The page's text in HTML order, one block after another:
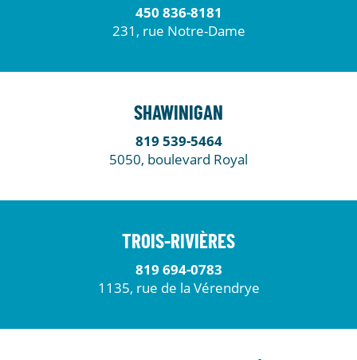
450 836-8181
231, rue Notre-Dame
SHAWINIGAN
819 539-5464
5050, boulevard Royal
TROIS-RIVIÈRES
819 694-0783
1135, rue de la Vérendrye